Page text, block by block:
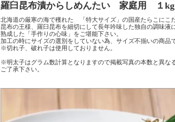
羅臼昆布漬からしめんたい 家庭用 １kg
北海道の厳寒の海で穫れた 「特大サイズ」の国産たらこにこだ
昆布の王様、羅臼昆布を細切にして長年吟味した独自の調味液
熟成した「手作りの心味」をご堪能下さい。
加工の時にサイズの選別をしていない為、サイズ不揃いの商品で
※切れ子、破れ子は使用しておりません。
※明太子はグラム数計算となりますので掲載写真の本数と異な
ご了承下さい。